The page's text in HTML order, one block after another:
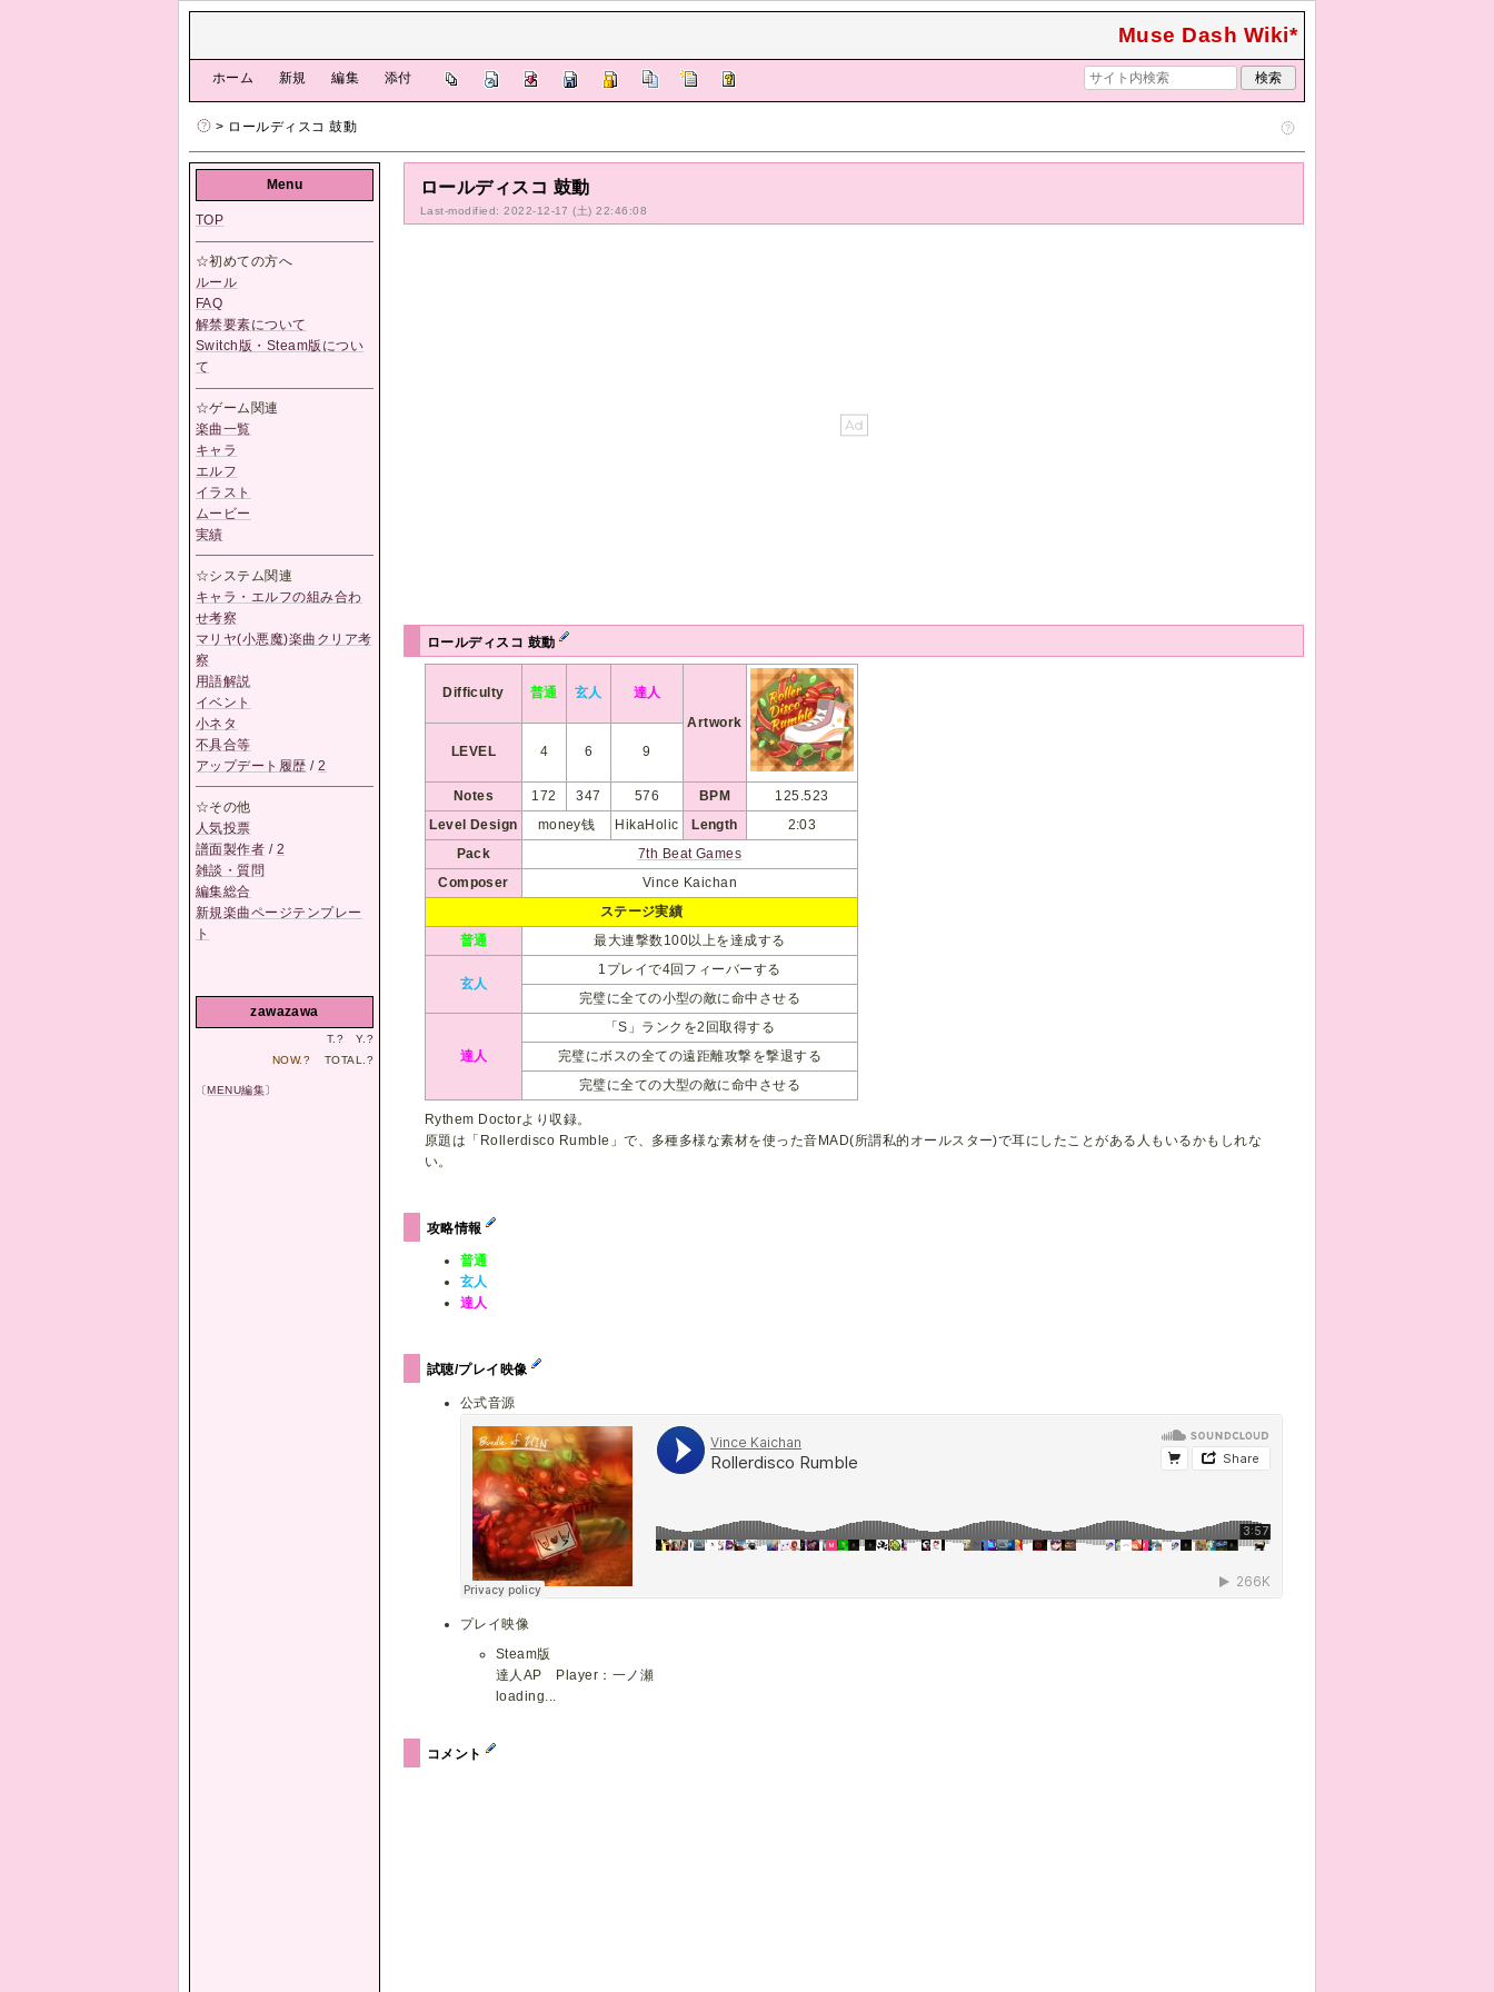
Muse Dash Wiki*
ホーム 新規 編集 添付
> ロールディスコ 鼓動
ロールディスコ 鼓動
Last-modified: 2022-12-17 (土) 22:46:08
ロールディスコ 鼓動
Difficulty 普通 玄人
達人
Artwork
LEVEL
4 6 9
Notes 172 347 576 BPM
125.523
Level Design
money钱 HikaHolic Length
2:03
Pack
7th Beat Games
Composer
Vince Kaichan
ステージ実績
普通
最大連撃数100以上を達成する
玄人
1プレイで4回フィーバーする
完璧に全ての小型の敵に命中させる
達人
「S」ランクを2回取得する
完璧にボスの全ての遠距離攻撃を撃退する
完璧に全ての大型の敵に命中させる
Rythem Doctorより収録。
原題は「Rollerdisco Rumble」で、多種多様な素材を使った音MAD(所謂私的オールスター)で耳にしたことがある人もいるかもしれな
い。
攻略情報
普通
玄人
達人
試聴/プレイ映像
公式音源
プレイ映像
Steam版
達人AP Player：一ノ瀬
loading...
コメント
Menu
TOP
☆初めての方へ
ルール
FAQ
解禁要素について
Switch版・Steam版につい
て
☆ゲーム関連
楽曲一覧
キャラ
エルフ
イラスト
ムービー
実績
☆システム関連
キャラ・エルフの組み合わ
せ考察
マリヤ(小悪魔)楽曲クリア考
察
用語解説
イベント
小ネタ
不具合等
アップデート履歴 /2
☆その他
人気投票
譜面製作者 / 2
雑談・質問
編集総合
新規楽曲ページテンプレー
ト
zawazawa
T. ? Y. ?
NOW.? TOTAL. ?
〔MENU編集〕